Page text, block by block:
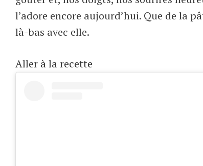
l’adore encore aujourd’hui. Que de la
là-bas avec elle.
Aller à la recette